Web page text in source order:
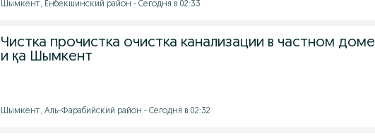
Шымкент, Енбекшинский район - Сегодня в 02:33
Чистка прочистка очистка канализации в частном доме
и қа Шымкент
Шымкент, Аль-Фарабийский район - Сегодня в 02:32